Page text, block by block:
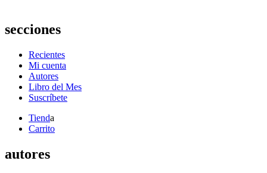
secciones
Recientes
Mi cuenta
Autores
Libro del Mes
Suscríbete
Tienda
Carrito
autores